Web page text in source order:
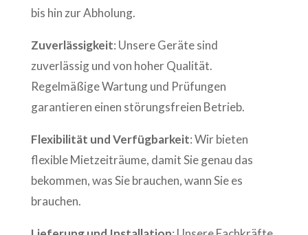
bis hin zur Abholung.
Zuverlässigkeit: Unsere Geräte sind
zuverlässig und von hoher Qualität.
Regelmäßige Wartung und Prüfungen
garantieren einen störungsfreien Betrieb.
Flexibilität und Verfügbarkeit: Wir bieten
flexible Mietzeiträume, damit Sie genau das
bekommen, was Sie brauchen, wann Sie es
brauchen.